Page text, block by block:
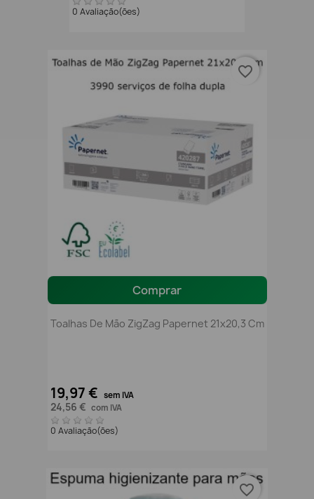
0 Avaliação(ões)
Comprar
Toalhas De Mão ZigZag Papernet 21x20,3 Cm
19,97 € sem IVA
24,56 € com IVA
0 Avaliação(ões)
favorite_border
favorite_border